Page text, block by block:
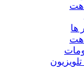
هت
ها
هت